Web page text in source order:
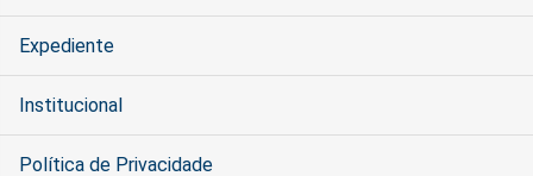
Expediente
Institucional
Política de Privacidade